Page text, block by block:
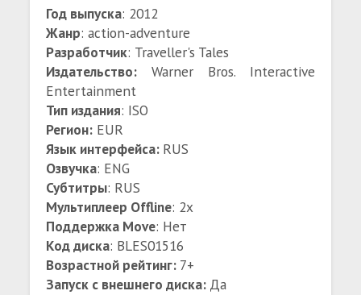
Год выпуска: 2012
Жанр: action-adventure
Разработчик: Traveller's Tales
Издательство: Warner Bros. Interactive
Entertainment
Тип издания: ISO
Регион: EUR
Язык интерфейса: RUS
Озвучка: ENG
Субтитры: RUS
Мультиплеер Offline: 2x
Поддержка Move: Нет
Код диска: BLES01516
Возрастной рейтинг: 7+
Запуск с внешнего диска: Да